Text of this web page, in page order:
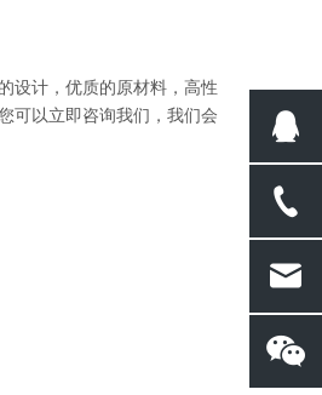
设计，优质的原材料，高性
可以立即咨询我们，我们会